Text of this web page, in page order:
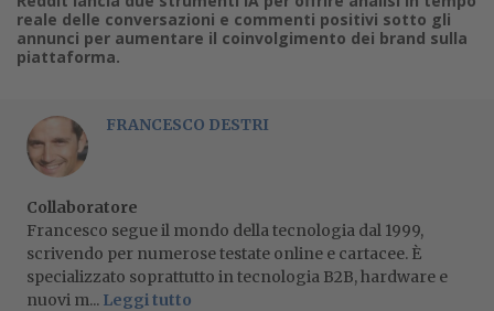
reale delle conversazioni e commenti positivi sotto gli
annunci per aumentare il coinvolgimento dei brand sulla
piattaforma.
FRANCESCO DESTRI
Collaboratore
Francesco segue il mondo della tecnologia dal 1999,
scrivendo per numerose testate online e cartacee. È
specializzato soprattutto in tecnologia B2B, hardware e
nuovi m... Leggi tutto